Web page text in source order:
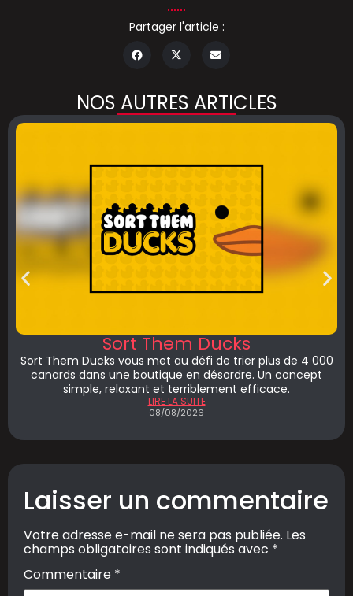
Partager l'article :
NOS AUTRES ARTICLES
Sort Them Ducks
Sort Them Ducks vous met au défi de trier plus de 4 000
canards dans une boutique en désordre. Un concept
simple, relaxant et terriblement efficace.
LIRE LA SUITE
08/08/2026
Laisser un commentaire
Votre adresse e-mail ne sera pas publiée. Les
champs obligatoires sont indiqués avec *
Commentaire *